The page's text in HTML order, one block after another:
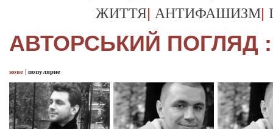
ЖИТТЯ| АНТИФАШИЗМ|
АВТОРСЬКИЙ ПОГЛЯД
нове | популярне